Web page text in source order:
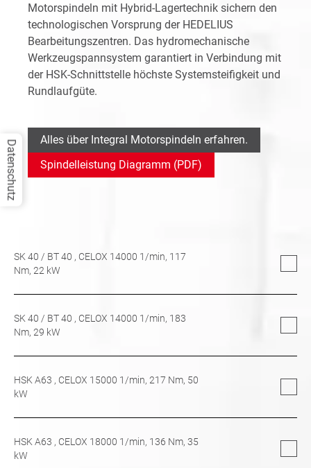
Motorspindeln mit Hybrid-Lagertechnik sichern den
technologischen Vorsprung der HEDELIUS
Bearbeitungszentren. Das hydromechanische
Werkzeugspannsystem garantiert in Verbindung mit
der HSK-Schnittstelle höchste Systemsteifigkeit und
Rundlaufgüte.
Alles über Integral Motorspindeln erfahren.
Spindelleistung Diagramm (PDF)
SK 40 / BT 40 , CELOX 14000 1/min, 117
Nm, 22 kW
SK 40 / BT 40 , CELOX 14000 1/min, 183
Nm, 29 kW
HSK A63 , CELOX 15000 1/min, 217 Nm, 50
kW
HSK A63 , CELOX 18000 1/min, 136 Nm, 35
kW
Datenschutz